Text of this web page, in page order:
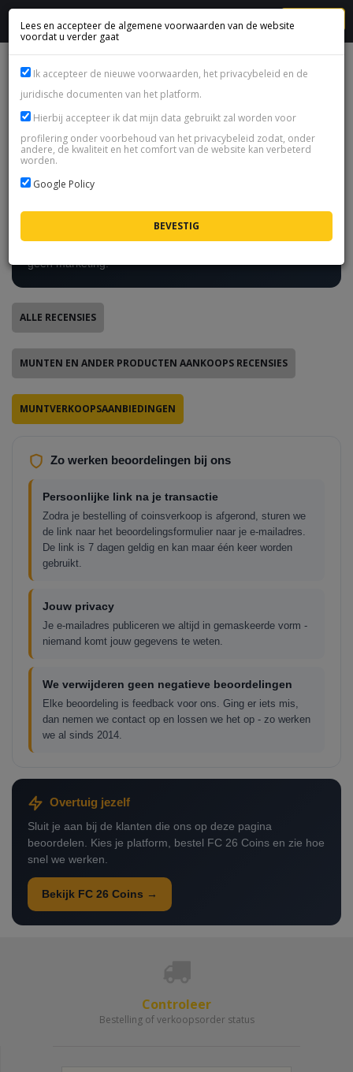
FIFA MUNTEN KLANTEN RECENSIES
Echte beoordelingen - alleen na een
afgeronde transactie
Elke beoordeling op deze pagina is geplaatst door een
klant na een afgeronde bestelling of coinsverkoop, via een
eenmalige link die we per e-mail versturen. Van buitenaf
kan niemand hier een beoordeling achterlaten. Wat je
geen marketing.
ALLE RECENSIES
MUNTEN EN ANDER PRODUCTEN AANKOOPS RECENSIES
MUNTVERKOOPSAANBIEDINGEN
Zo werken beoordelingen bij ons
Persoonlijke link na je transactie
Zodra je bestelling of coinsverkoop is afgerond, sturen we
de link naar het beoordelingsformulier naar je e-mailadres.
De link is 7 dagen geldig en kan maar één keer worden
gebruikt.
Jouw privacy
Je e-mailadres publiceren we altijd in gemaskeerde vorm -
niemand komt jouw gegevens te weten.
We verwijderen geen negatieve beoordelingen
Elke beoordeling is feedback voor ons. Ging er iets mis,
dan nemen we contact op en lossen we het op - zo werken
we al sinds 2014.
Overtuig jezelf
Sluit je aan bij de klanten die ons op deze pagina
beoordelen. Kies je platform, bestel FC 26 Coins en zie hoe
snel we werken.
Bekijk FC 26 Coins →
Controleer
Bestelling of verkoopsorder status
Lees en accepteer de algemene voorwaarden van de website
voordat u verder gaat
Ik accepteer de nieuwe voorwaarden, het privacybeleid en de
juridische documenten van het platform.
Hierbij accepteer ik dat mijn data gebruikt zal worden voor
profilering onder voorbehoud van het privacybeleid zodat, onder
andere, de kwaliteit en het comfort van de website kan verbeterd
worden.
Google Policy